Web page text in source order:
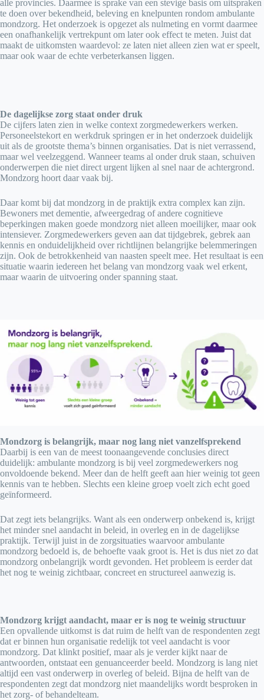
alle provincies. Daarmee is sprake van een stevige basis om uitspraken
te doen over bekendheid, beleving en knelpunten rondom ambulante
mondzorg. Het onderzoek is opgezet als nulmeting en vormt daarmee
een onafhankelijk vertrekpunt om later ook effect te meten. Juist dat
maakt de uitkomsten waardevol: ze laten niet alleen zien wat er speelt,
maar ook waar de echte verbeterkansen liggen.
De dagelijkse zorg staat onder druk
De cijfers laten zien in welke context zorgmedewerkers werken.
Personeelstekort en werkdruk springen er in het onderzoek duidelijk
uit als de grootste thema’s binnen organisaties. Dat is niet verrassend,
maar wel veelzeggend. Wanneer teams al onder druk staan, schuiven
onderwerpen die niet direct urgent lijken al snel naar de achtergrond.
Mondzorg hoort daar vaak bij.
Daar komt bij dat mondzorg in de praktijk extra complex kan zijn.
Bewoners met dementie, afweergedrag of andere cognitieve
beperkingen maken goede mondzorg niet alleen moeilijker, maar ook
intensiever. Zorgmedewerkers geven aan dat tijdgebrek, gebrek aan
kennis en onduidelijkheid over richtlijnen belangrijke belemmeringen
zijn. Ook de betrokkenheid van naasten speelt mee. Het resultaat is een
situatie waarin iedereen het belang van mondzorg vaak wel erkent,
maar waarin de uitvoering onder spanning staat.
Mondzorg is belangrijk, maar nog lang niet vanzelfsprekend
Daarbij is een van de meest toonaangevende conclusies direct
duidelijk: ambulante mondzorg is bij veel zorgmedewerkers nog
onvoldoende bekend. Meer dan de helft geeft aan hier weinig tot geen
kennis van te hebben. Slechts een kleine groep voelt zich echt goed
geïnformeerd.
Dat zegt iets belangrijks. Want als een onderwerp onbekend is, krijgt
het minder snel aandacht in beleid, in overleg en in de dagelijkse
praktijk. Terwijl juist in de zorgsituaties waarvoor ambulante
mondzorg bedoeld is, de behoefte vaak groot is. Het is dus niet zo dat
mondzorg onbelangrijk wordt gevonden. Het probleem is eerder dat
het nog te weinig zichtbaar, concreet en structureel aanwezig is.
Mondzorg krijgt aandacht, maar er is nog te weinig structuur
Een opvallende uitkomst is dat ruim de helft van de respondenten zegt
dat er binnen hun organisatie redelijk tot veel aandacht is voor
mondzorg. Dat klinkt positief, maar als je verder kijkt naar de
antwoorden, ontstaat een genuanceerder beeld. Mondzorg is lang niet
altijd een vast onderwerp in overleg of beleid. Bijna de helft van de
respondenten zegt dat mondzorg niet maandelijks wordt besproken in
het zorg- of behandelteam.